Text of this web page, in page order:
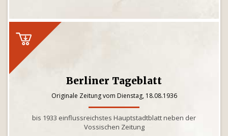
Berliner Tageblatt
Originale Zeitung vom Dienstag, 18.08.1936
bis 1933 einflussreichstes Hauptstadtblatt neben der
Vossischen Zeitung